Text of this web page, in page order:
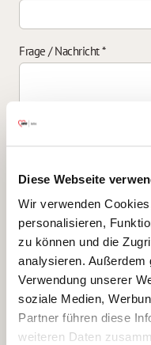
Diese Webseite
Wir verwenden
personalisieren,
zu können und die
analysieren. Außerdem
Verwendung unserer
soziale Medien,
Partner führen diese
weiteren Daten
Frage / Nachricht*
Ich bin damit
ausschließlich zum Zweck
verarbeitet, auf IT-
GmbH, Heinrich-von-Kleist-
(Betreiber) gespeichert und
verantwortliche Stelle zur
werden.
Diese